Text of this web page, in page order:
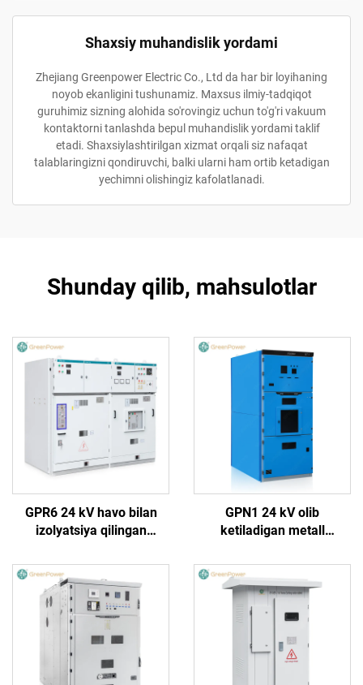
Shaxsiy muhandislik yordami
Zhejiang Greenpower Electric Co., Ltd da har bir loyihaning
noyob ekanligini tushunamiz. Maxsus ilmiy-tadqiqot
guruhimiz sizning alohida so'rovingiz uchun to'g'ri vakuum
kontaktorni tanlashda bepul muhandislik yordami taklif
etadi. Shaxsiylashtirilgan xizmat orqali siz nafaqat
talablaringizni qondiruvchi, balki ularni ham ortib ketadigan
yechimni olishingiz kafolatlanadi.
Shunday qilib, mahsulotlar
GPR6 24 kV havo bilan
izolyatsiya qilingan
GPN1 24 kV olib
ketiladigan metall
qurilma